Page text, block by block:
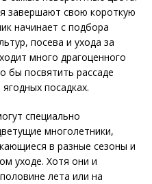
завершают свою короткую
начинает с подбора
посева и ухода за
много драгоценного
посвятить рассаде
посадках.
специально
многолетники,
в разные сезоны и
уходе. Хотя они и
лета или на